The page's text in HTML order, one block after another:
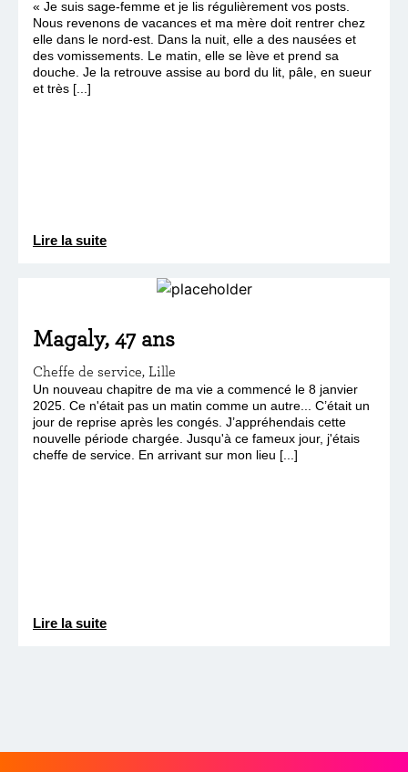
« Je suis sage-femme et je lis régulièrement vos posts.
Nous revenons de vacances et ma mère doit rentrer chez
elle dans le nord-est. Dans la nuit, elle a des nausées et
des vomissements. Le matin, elle se lève et prend sa
douche. Je la retrouve assise au bord du lit, pâle, en sueur
et très [...]
Lire la suite
Magaly, 47 ans
Cheffe de service, Lille
Un nouveau chapitre de ma vie a commencé le 8 janvier
2025. Ce n'était pas un matin comme un autre... C’était un
jour de reprise après les congés. J’appréhendais cette
nouvelle période chargée. Jusqu'à ce fameux jour, j'étais
cheffe de service. En arrivant sur mon lieu [...]
Lire la suite